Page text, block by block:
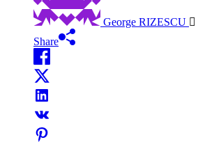
George RIZESCU
Share